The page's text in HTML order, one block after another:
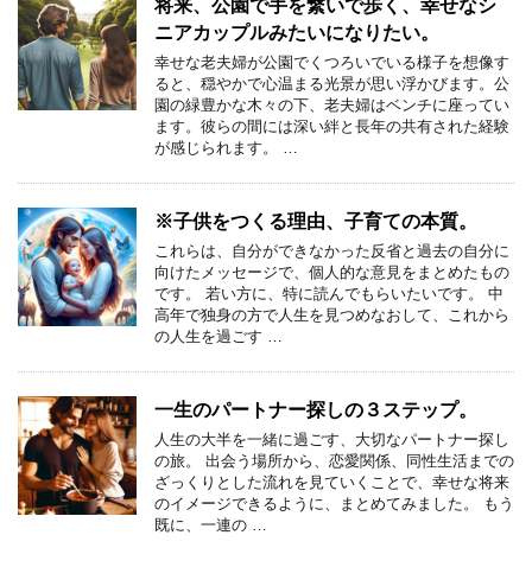
将来、公園で手を繋いで歩く、幸せなシ
ニアカップルみたいになりたい。
幸せな老夫婦が公園でくつろいでいる様子を想像す
ると、穏やかで心温まる光景が思い浮かびます。公
園の緑豊かな木々の下、老夫婦はベンチに座ってい
ます。彼らの間には深い絆と長年の共有された経験
が感じられます。 …
※子供をつくる理由、子育ての本質。
これらは、自分ができなかった反省と過去の自分に
向けたメッセージで、個人的な意見をまとめたもの
です。 若い方に、特に読んでもらいたいです。 中
高年で独身の方で人生を見つめなおして、これから
の人生を過ごす …
一生のパートナー探しの３ステップ。
人生の大半を一緒に過ごす、大切なパートナー探し
の旅。 出会う場所から、恋愛関係、同性生活までの
ざっくりとした流れを見ていくことで、幸せな将来
のイメージできるように、まとめてみました。 もう
既に、一連の …